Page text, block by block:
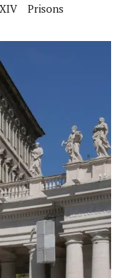
Prisons